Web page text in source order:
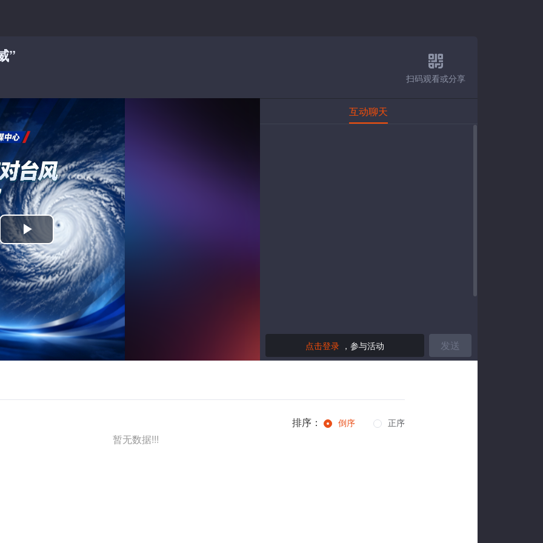
”
扫码观看或分享
播
放
视
频
互动聊天
点击登录 ，参与活动 发送
排序： 倒序 正序
暂无数据!!!